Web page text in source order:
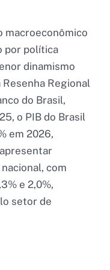
macroeconômico
por política
dinamismo
Regional
do Brasil,
o PIB do Brasil
em 2026,
com
e 2,0%,
setor de